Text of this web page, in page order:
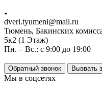
dveri.tyumeni@mail.ru
Тюмень, Бакинских
5к2 (1 Этаж)
Пн. – Вс.: с 9:00 до 19:00
Обратный звонок Вызвать
Мы в соцсетях